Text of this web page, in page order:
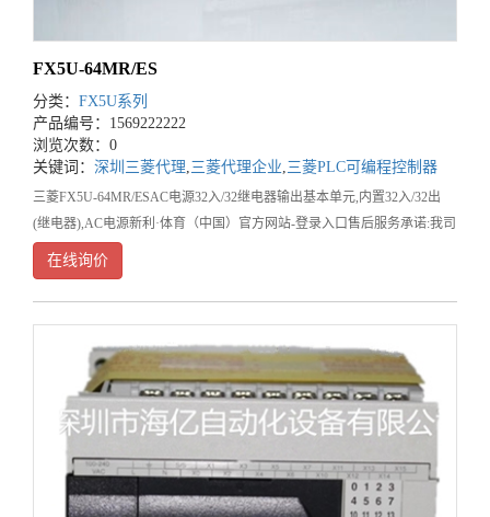
FX5U-64MR/ES
分类： FX5U系列
产品编号：1569222222
浏览次数：0
关键词： 深圳三菱代理,三菱代理企业,三菱PLC可编程控制器
三菱FX5U-64MR/ESAC电源32入/32继电器输出基本单元,内置32入/32出
(继电器),AC电源新利·体育（中国）官方网站-登录入口售后服务承诺:我司
（深圳市海亿自动化设备
在线询价